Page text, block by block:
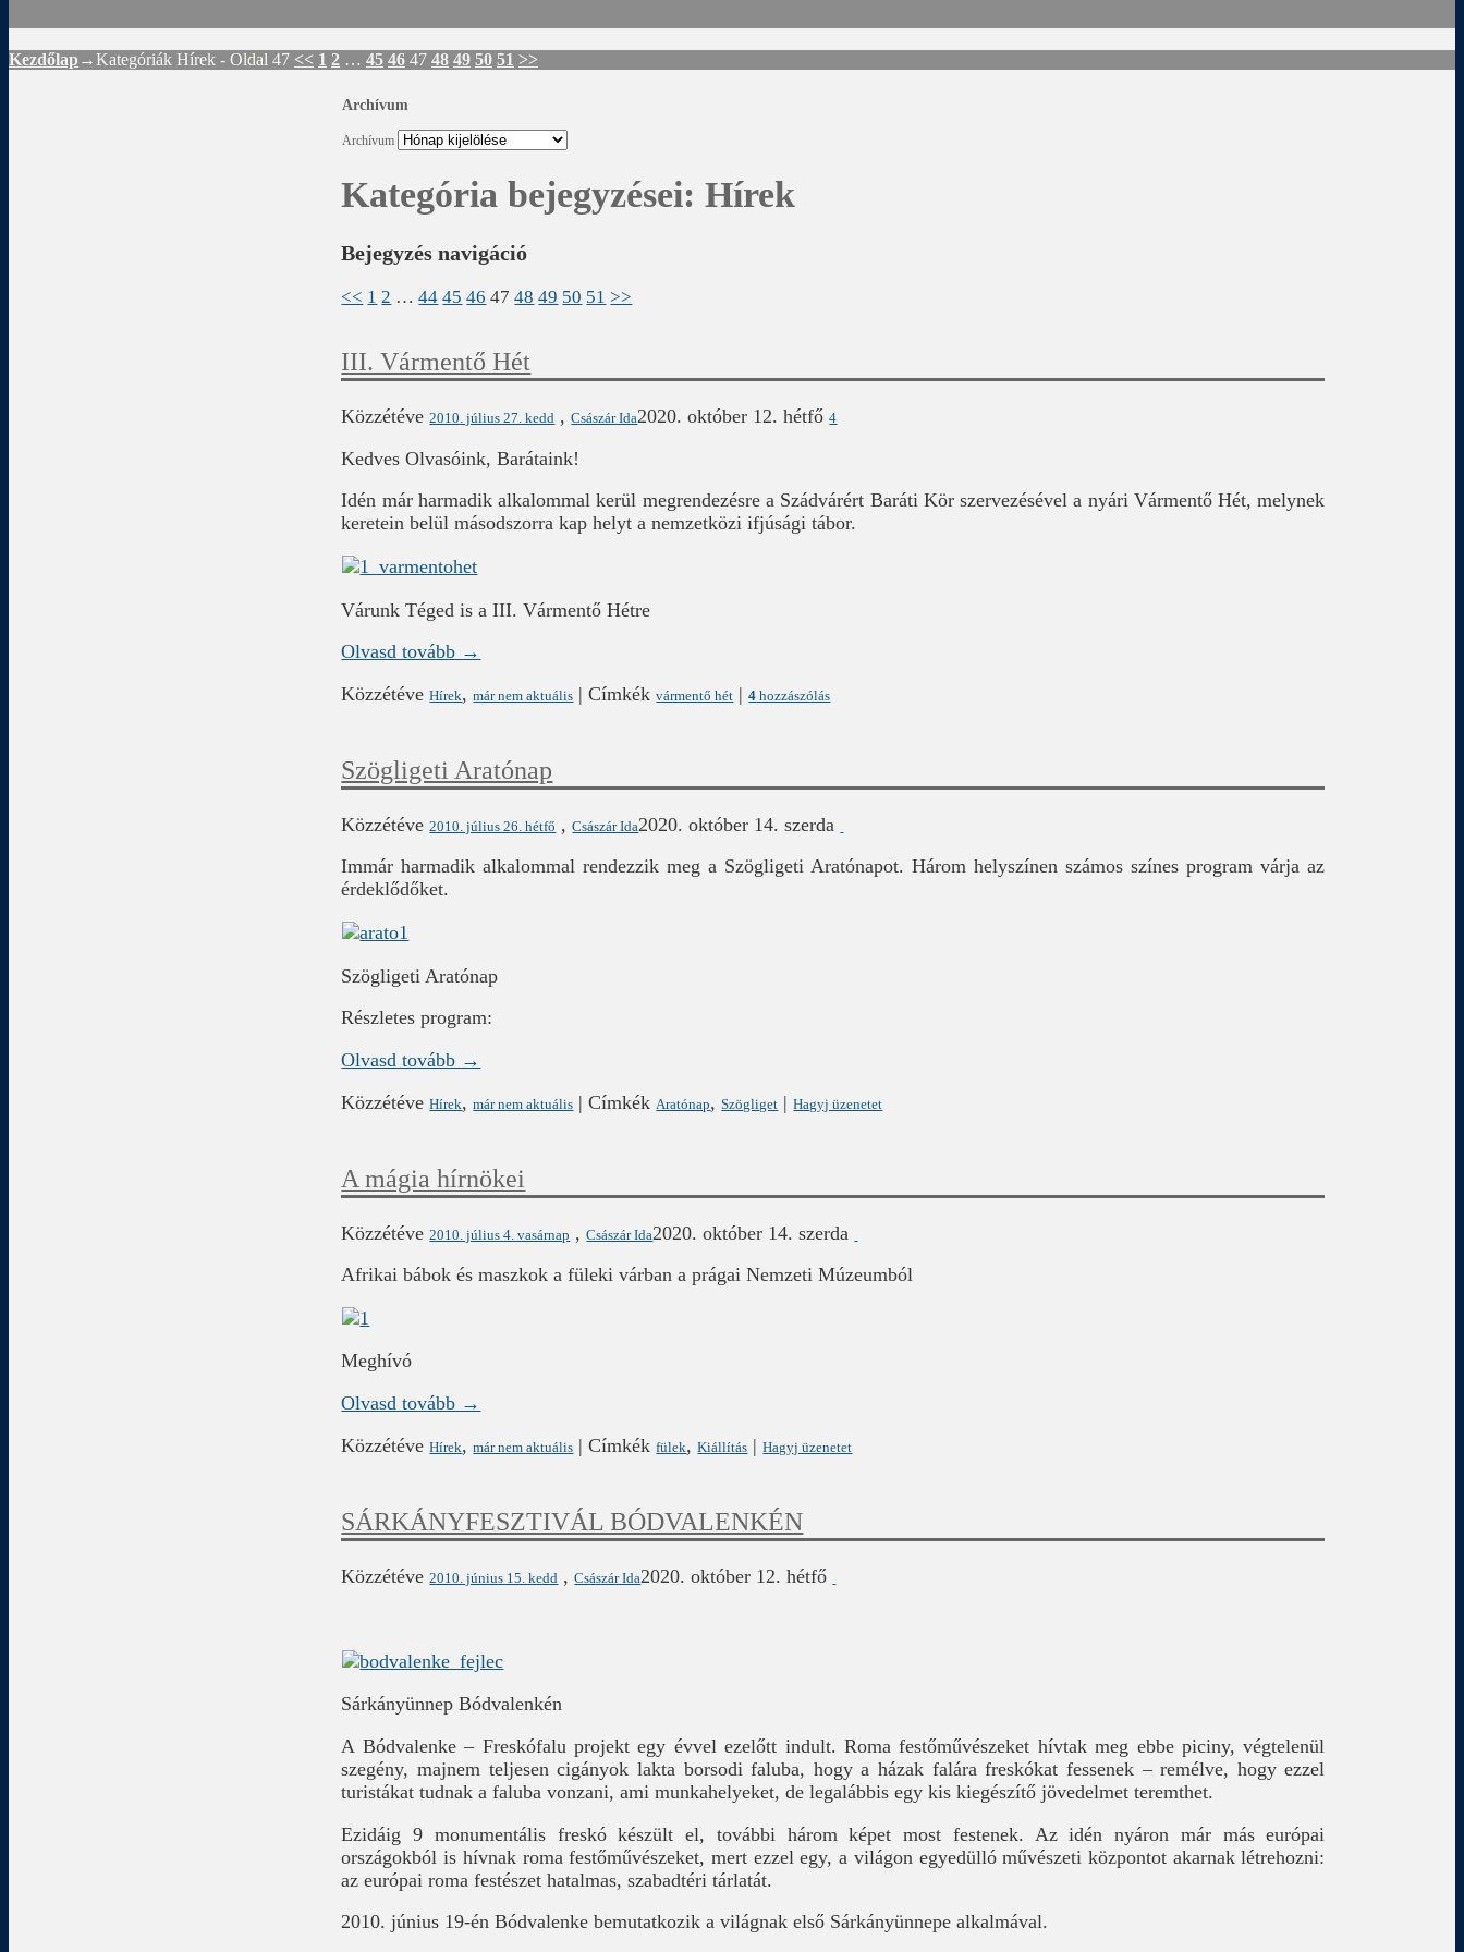
Kezdőlap →Kategóriák Hírek - Oldal 47 << 1 2 … 45 46 47 48 49 50 51 >>
Archívum
Archívum
Kategória bejegyzései:Hírek
Bejegyzés navigáció
<< 1 2 … 44 45 46 47 48 49 50 51 >>
III. Vármentő Hét
Közzétéve2010. július 27. kedd ,Császár Ida2020. október 12. hétfő 4
Kedves Olvasóink, Barátaink!
Idén már harmadik alkalommal kerül megrendezésre a Szádvárért Baráti Kör szervezésével a nyári Vármentő Hét, melynek
keretein belül másodszorra kap helyt a nemzetközi ifjúsági tábor.
Várunk Téged is a III. Vármentő Hétre
Olvasd tovább →
Közzétéve Hírek,már nem aktuális |Címkék vármentő hét |4 hozzászólás
Szögligeti Aratónap
Közzétéve2010. július 26. hétfő ,Császár Ida2020. október 14. szerda
Immár harmadik alkalommal rendezzik meg a Szögligeti Aratónapot. Három helyszínen számos színes program várja az
érdeklődőket.
Szögligeti Aratónap
Részletes program:
Olvasd tovább →
Közzétéve Hírek,már nem aktuális |Címkék Aratónap,Szögliget |Hagyj üzenetet
A mágia hírnökei
Közzétéve2010. július 4. vasárnap ,Császár Ida2020. október 14. szerda
Afrikai bábok és maszkok a füleki várban a prágai Nemzeti Múzeumból
Meghívó
Olvasd tovább →
Közzétéve Hírek,már nem aktuális |Címkék fülek,Kiállítás |Hagyj üzenetet
SÁRKÁNYFESZTIVÁL BÓDVALENKÉN
Közzétéve2010. június 15. kedd ,Császár Ida2020. október 12. hétfő
Sárkányünnep Bódvalenkén
A Bódvalenke – Freskófalu projekt egy évvel ezelőtt indult. Roma festőművészeket hívtak meg ebbe piciny, végtelenül
szegény, majnem teljesen cigányok lakta borsodi faluba, hogy a házak falára freskókat fessenek – remélve, hogy ezzel
turistákat tudnak a faluba vonzani, ami munkahelyeket, de legalábbis egy kis kiegészítő jövedelmet teremthet.
Ezidáig 9 monumentális freskó készült el, további három képet most festenek. Az idén nyáron már más európai
országokból is hívnak roma festőművészeket, mert ezzel egy, a világon egyedülló művészeti központot akarnak létrehozni:
az európai roma festészet hatalmas, szabadtéri tárlatát.
2010. június 19-én Bódvalenke bemutatkozik a világnak első Sárkányünnepe alkalmával.